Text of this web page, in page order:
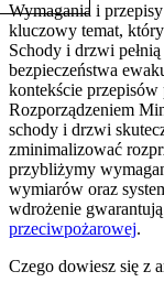
Wymagania i
kluczowy temat,
Schody i drzwi
bezpieczeństwa
kontekście
Rozporządzeniem
schody i drzwi
zminimalizować
przybliżymy
wymiarów oraz
wdrożenie
przeciwpożarowej.
Czego dowiesz się z